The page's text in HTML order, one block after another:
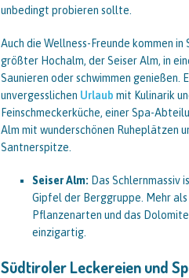
unbedingt probieren sollte.
Auch die Wellness-Freunde kommen
größter Hochalm, der Seiser Alm, in
Saunieren oder schwimmen genießen.
unvergesslichen Urlaub mit Kulinarik
Feinschmeckerküche, einer Spa-
Alm mit wunderschönen Ruheplätzen
Santnerspitze.
Seiser Alm: Das Schlernmassiv
Gipfel der Berggruppe. Mehr
Pflanzenarten und das
einzigartig.
Südtiroler Leckereien und